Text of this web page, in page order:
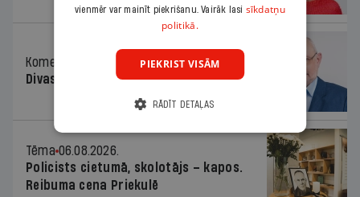
Komentārs
06.08.2026.
Divas koalīcijas
Tēma 06.08.2026.
Policists cietumā, skolotājs – kapos.
Reibuma cena Priekulē
vienmēr var mainīt piekrišanu. Vairāk lasi sīkdatņu
politikā.
PIEKRIST VISĀM
RĀDĪT DETAĻAS